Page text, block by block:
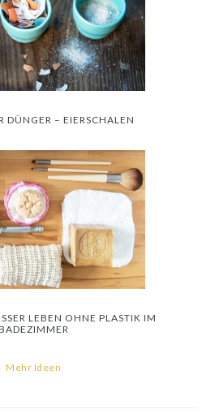
DÜNGER – EIERSCHALEN
LEBEN OHNE PLASTIK IM
Mehr Ideen